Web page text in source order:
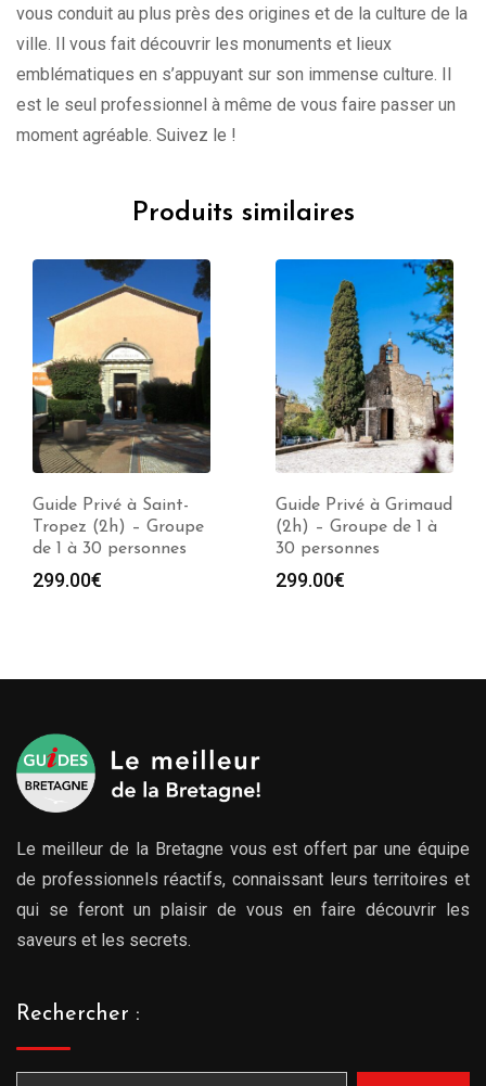
vous conduit au plus près des origines et de la culture de la
ville. Il vous fait découvrir les monuments et lieux
emblématiques en s’appuyant sur son immense culture. Il
est le seul professionnel à même de vous faire passer un
moment agréable. Suivez le !
Produits similaires
Guide Privé à Saint-
Tropez (2h) – Groupe
de 1 à 30 personnes
299.00€
Guide Privé à Grimaud
(2h) – Groupe de 1 à
30 personnes
299.00€
Le meilleur de la Bretagne vous est offert par une équipe
de professionnels réactifs, connaissant leurs territoires et
qui se feront un plaisir de vous en faire découvrir les
saveurs et les secrets.
Rechercher :